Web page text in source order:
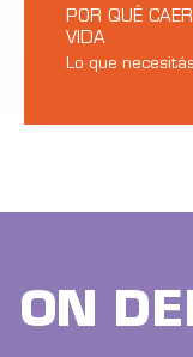
POR QUÉ
VIDA
Lo que
ON